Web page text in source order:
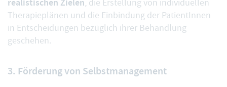
, die Erstellung von individuellen
Therapieplänen und die Einbindung der PatientInnen
in Entscheidungen bezüglich ihrer Behandlung
geschehen.
3. Förderung von Selbstmanagement